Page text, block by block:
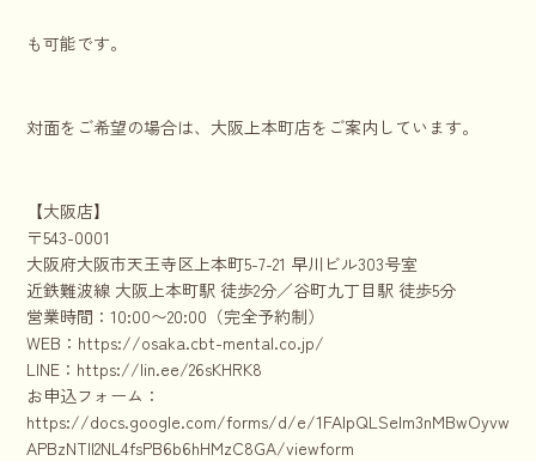
も可能です。
対面をご希望の場合は、大阪上本町店をご案内しています。
【大阪店】
〒543-0001
大阪府大阪市天王寺区上本町5-7-21 早川ビル303号室
近鉄難波線 大阪上本町駅 徒歩2分／谷町九丁目駅 徒歩5分
営業時間：10:00〜20:00（完全予約制）
WEB： https://osaka.cbt-mental.co.jp/
LINE： https://lin.ee/26sKHRK8
お申込フォーム：
https://docs.google.com/forms/d/e/
APBzNTll2NL4fsPB6b6hHMzC8GA/viewform